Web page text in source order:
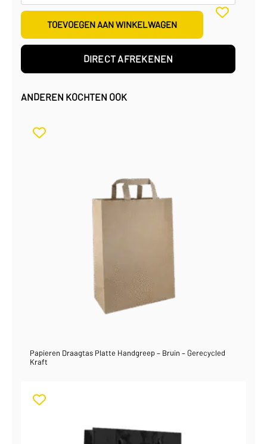
TOEVOEGEN AAN WINKELWAGEN
DIRECT AFREKENEN
ANDEREN KOCHTEN OOK
Papieren Draagtas Platte Handgreep – Bruin – Gerecycled
Kraft